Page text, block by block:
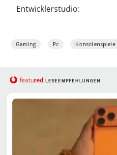
Entwicklerstudio:
Gaming Pc Konsolenspiele
featured LESEEMPFEHLUNGEN